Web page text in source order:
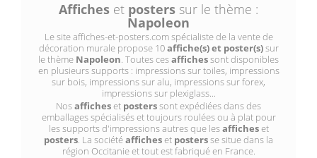
Affiches et posters sur le thème :
Napoleon
Le site affiches-et-posters.com spécialiste de la vente de
décoration murale propose 10affiche(s) et poster(s)sur
le thème Napoleon. Toutes cesaffichessont disponibles
en plusieurs supports : impressions sur toiles, impressions
sur bois, impressions sur alu, impressions sur forex,
impressions sur plexiglass...
Nosafficheset posterssont expédiées dans des
emballages spécialisés et toujours roulées ou à plat pour
les supports d'impressions autres que lesafficheset
posters. La sociétéafficheset postersse situe dans la
région Occitanie et tout est fabriqué en France.